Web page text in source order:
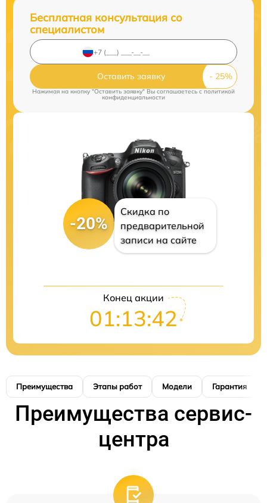
Бесплатная консультация со
специалистом
Оставить заявку
Нажимая на кнопку "Оставить заявку" Вы соглашаетесь cполитикой
конфиденциальности
-20%
Скидка по
предварительной
записи на сайте
Конец акции
01:13:41
Преимущества Этапы работ Модели Гарантия
Преимущества сервис-
центра